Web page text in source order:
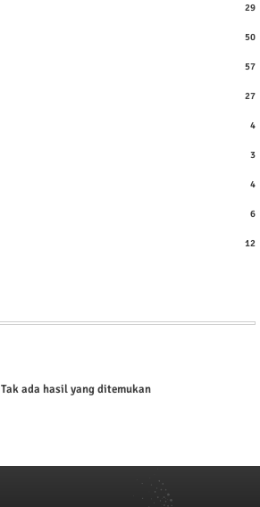
29
50
57
27
4
3
4
6
12
Tak ada hasil yang ditemukan